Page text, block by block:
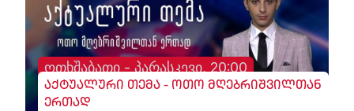
ოთხშაბათი - პარასკევი, 20:00
აქტუალური თემა - ოთო მღებრიშვილთან
ერთად